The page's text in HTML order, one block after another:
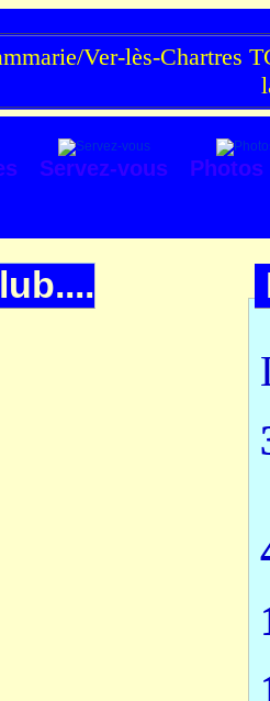
Ver-lès-Chartres
Servez-vous
Photos